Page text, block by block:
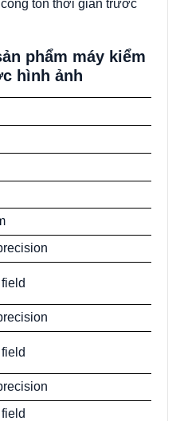
tốn thời gian trước
phẩm máy kiểm
hình ảnh